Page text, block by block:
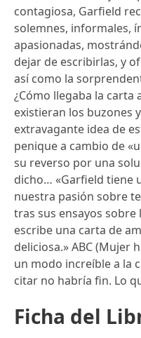
contagiosa, Garfield
solemnes, informales,
apasionadas,
dejar de escribirlas, y
así como la
¿Cómo llegaba la
existieran los buzones
extravagante idea de
penique a cambio de
su reverso por una
dicho… «Garfield tiene
nuestra pasión sobre
tras sus ensayos
escribe una carta de
deliciosa.» ABC (Mujer
un modo increíble a la
citar no habría fin. Lo
Ficha del